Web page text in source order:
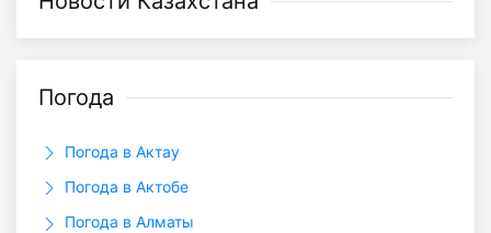
Погода
Погода в Актау
Погода в Актобе
Погода в Алматы